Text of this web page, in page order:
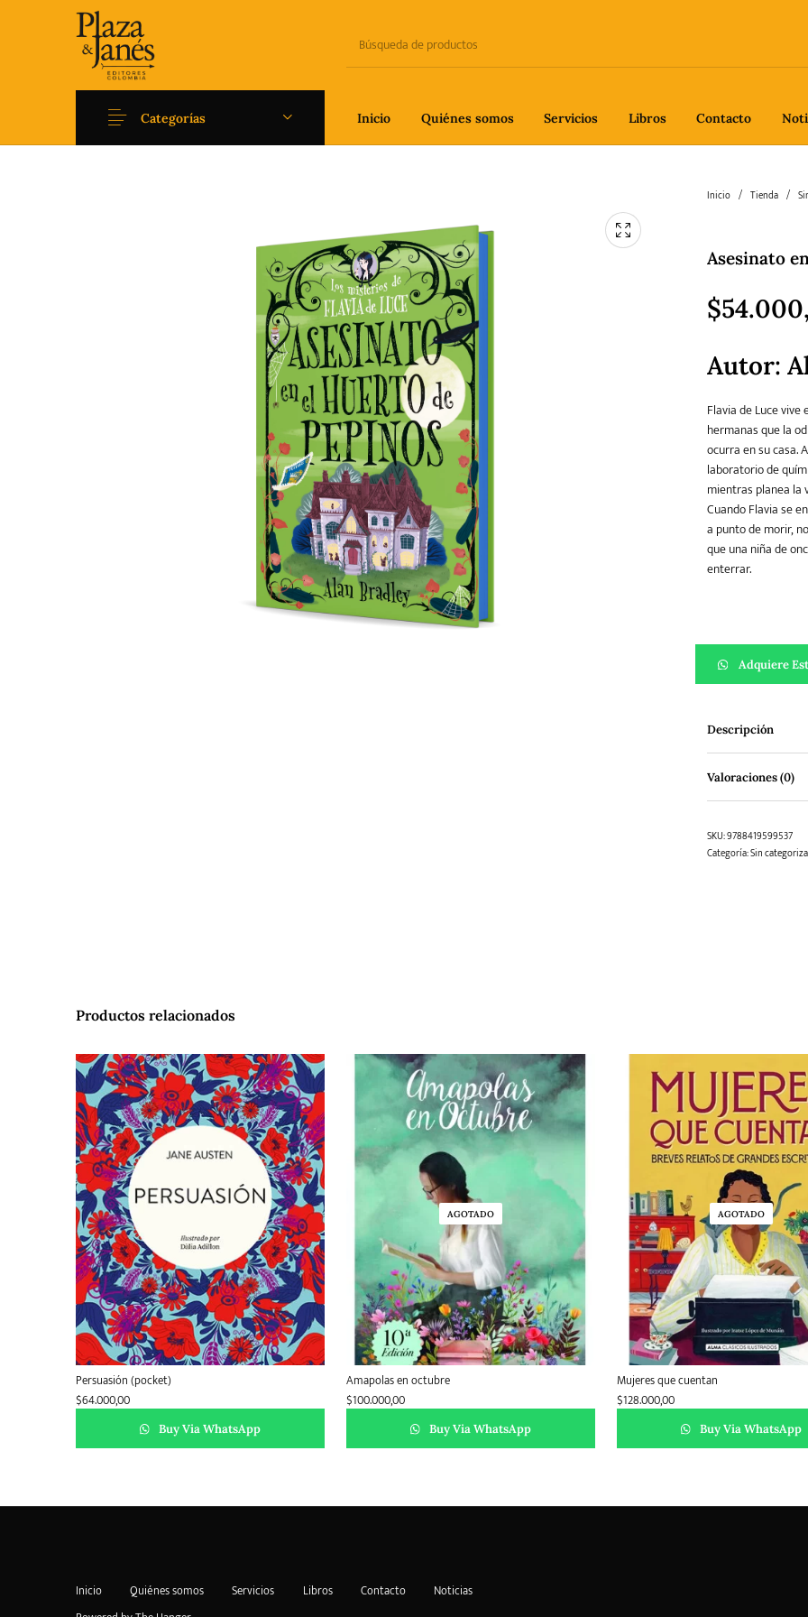
Inicio Quiénes somos Servicios Libros Contacto
Categorías
Filosofía
Literatura universal y
Clásicos
Pedagogía
Teatro Young Adult
Inicio / Tienda /
Asesinato
$
Autor:
Flavia de Luce
hermanas que la
ocurra en su casa.
laboratorio de
mientras planea la
Cuando Flavia se
a punto de morir,
que una niña de
enterrar.
Adquiere
Descripción
Valoraciones (0)
SKU:9788419599537
Categoría:Sin
Productos relacionados
Persuasión (pocket)
$64.000,00
Buy Via WhatsApp
AGOTADO
Amapolas en octubre
$100.000,00
Buy Via WhatsApp
AGOTADO
Mujeres que cuentan
$128.000,00
Buy Via WhatsApp
Inicio Quiénes somos Servicios Libros Contacto
Noticias